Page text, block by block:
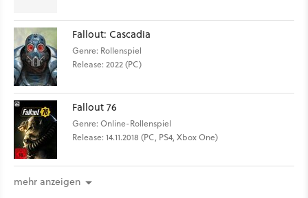
Fallout: Cascadia
Genre: Rollenspiel
Release: 2022 (PC)
Fallout 76
Genre: Online-Rollenspiel
Release: 14.11.2018 (PC, PS4, Xbox One)
mehr anzeigen